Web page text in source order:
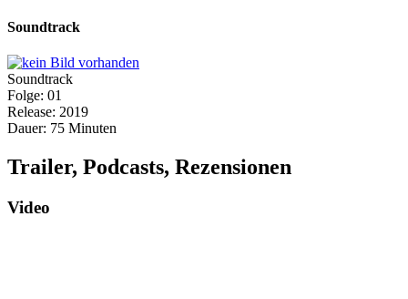
Soundtrack
Soundtrack
Folge: 01
Release: 2019
Dauer: 75 Minuten
Trailer, Podcasts, Rezensionen
Video